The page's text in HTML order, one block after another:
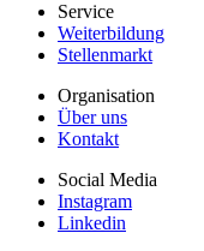
Service
Weiterbildung
Stellenmarkt
Organisation
Über uns
Kontakt
Social Media
Instagram
Linkedin